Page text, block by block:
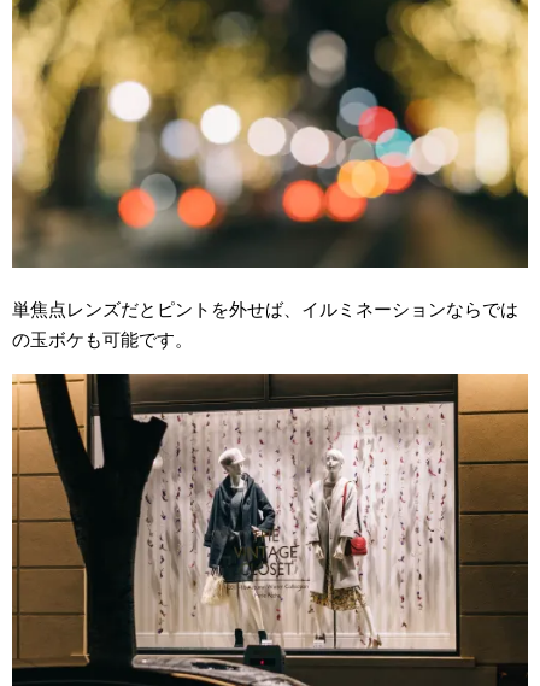
単焦点レンズだとピントを外せば、イルミネーションならでは
の玉ボケも可能です。